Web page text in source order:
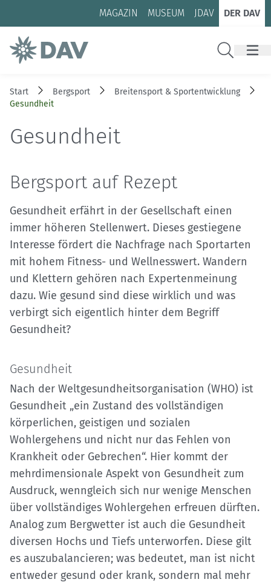
Zum Inhalt
Zur Footer-Navigation
MAGAZIN MUSEUM JDAV DER DAV
Start Bergsport
Breitensport & Sportentwicklung
Gesundheit
Gesundheit
Bergsport auf Rezept
Gesundheit erfährt in der Gesellschaft einen
immer höheren Stellenwert. Dieses gestiegene
Interesse fördert die Nachfrage nach Sportarten
mit hohem Fitness- und Wellnesswert. Wandern
und Klettern gehören nach Expertenmeinung
dazu. Wie gesund sind diese wirklich und was
verbirgt sich eigentlich hinter dem Begriff
Gesundheit?
Gesundheit
Nach der Weltgesundheitsorganisation (WHO) ist
Gesundheit „ein Zustand des vollständigen
körperlichen, geistigen und sozialen
Wohlergehens und nicht nur das Fehlen von
Krankheit oder Gebrechen“. Hier kommt der
mehrdimensionale Aspekt von Gesundheit zum
Ausdruck, wenngleich sich nur wenige Menschen
über vollständiges Wohlergehen erfreuen dürften.
Analog zum Bergwetter ist auch die Gesundheit
diversen Hochs und Tiefs unterworfen. Diese gilt
es auszubalancieren; was bedeutet, man ist nicht
entweder gesund oder krank, sondern mal mehr